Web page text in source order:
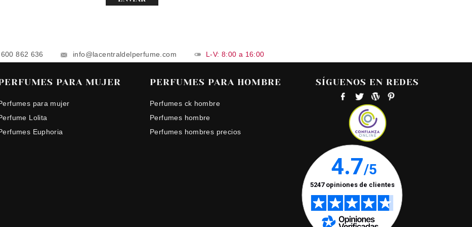
862 636 info@lacentraldelperfume.com L-V: 8:00 a 16:00
PARA MUJER
para mujer
Lolita
Euphoria
PERFUMES PARA HOMBRE
Perfumes ck hombre
Perfumes hombre
Perfumes hombres precios
SÍGUENOS EN REDES